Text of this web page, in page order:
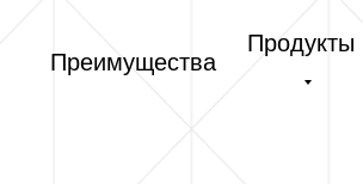
Продукты
Преимущества